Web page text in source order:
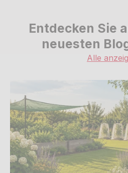
Entdecken Sie
neuesten
Alle